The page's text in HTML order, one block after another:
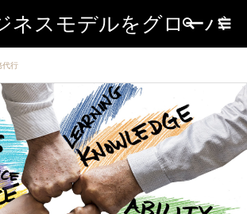
ネスモデルをグローバ
検索
代行